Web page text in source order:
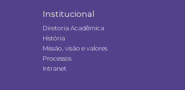
Institucional
Diretoria Acadêmica
História
Missão, visão e valores
Processos
Intranet